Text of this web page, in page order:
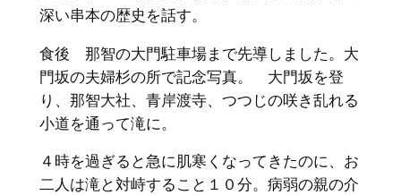
深い串本の歴史を話す。
食後 那智の大門駐車場まで先導しました。大
門坂の夫婦杉の所で記念写真。 大門坂を登
り、那智大社、青岸渡寺、つつじの咲き乱れる
小道を通って滝に。
４時を過ぎると急に肌寒くなってきたのに、お
二人は滝と対峙すること１０分。病弱の親の介